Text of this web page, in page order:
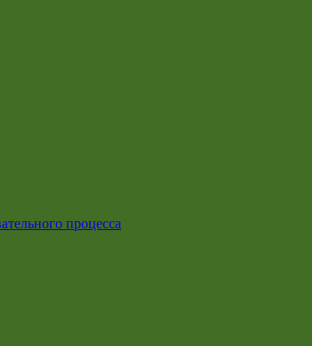
процесса